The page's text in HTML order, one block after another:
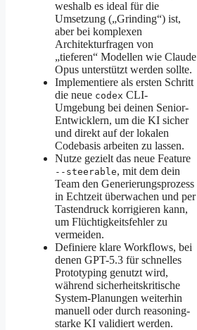
weshalb es ideal für die
Umsetzung („Grinding“) ist,
aber bei komplexen
Architekturfragen von
„tieferen“ Modellen wie Claude
Opus unterstützt werden sollte.
Implementiere als ersten Schritt
die neue codex CLI-
Umgebung bei deinen Senior-
Entwicklern, um die KI sicher
und direkt auf der lokalen
Codebasis arbeiten zu lassen.
Nutze gezielt das neue Feature
--steerable, mit dem dein
Team den Generierungsprozess
in Echtzeit überwachen und per
Tastendruck korrigieren kann,
um Flüchtigkeitsfehler zu
vermeiden.
Definiere klare Workflows, bei
denen GPT-5.3 für schnelles
Prototyping genutzt wird,
während sicherheitskritische
System-Planungen weiterhin
manuell oder durch reasoning-
starke KI validiert werden.